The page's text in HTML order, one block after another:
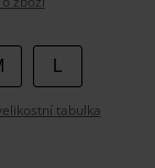
tabulka